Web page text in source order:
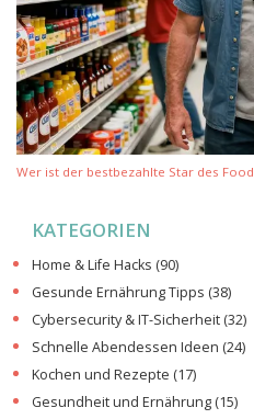
Wer ist der bestbezahlte Star des
KATEGORIEN
Home & Life Hacks (90)
Gesunde Ernährung Tipps (38)
Cybersecurity & IT-Sicherheit (32)
Schnelle Abendessen Ideen (24)
Kochen und Rezepte (17)
Gesundheit und Ernährung (15)